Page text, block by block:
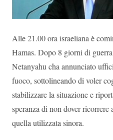
Alle 21.00 ora israeliana è
Hamas. Dopo 8 giorni di
Netanyahu cha annunciato
fuoco, sottolineando di voler
stabilizzare la situazione e
speranza di non dover
quella utilizzata sinora.